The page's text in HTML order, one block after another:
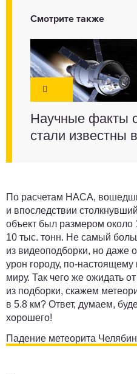
Смотрите также
Научные факты
стали известны
По расчетам НАСА,
и впоследствии
объект был размером около
10 тыс. тонн. Не самый
из видеоподборки, но даже
урон городу, по-
миру. Так чего же ожидать
из подборки, скажем
в 5.8 км? Ответ, думаем,
хорошего!
Падение метеорита